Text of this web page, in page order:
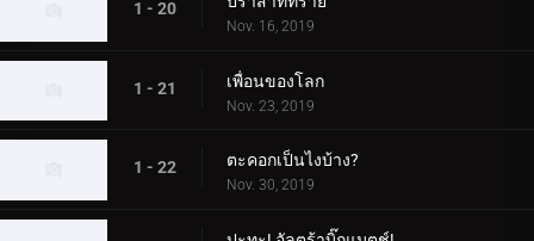
1 - 20
Nov. 16, 2019
1 - 21 เพื่อนของโลก
Nov. 23, 2019
1 - 22 ตะคอกเป็นไงบ้าง?
Nov. 30, 2019